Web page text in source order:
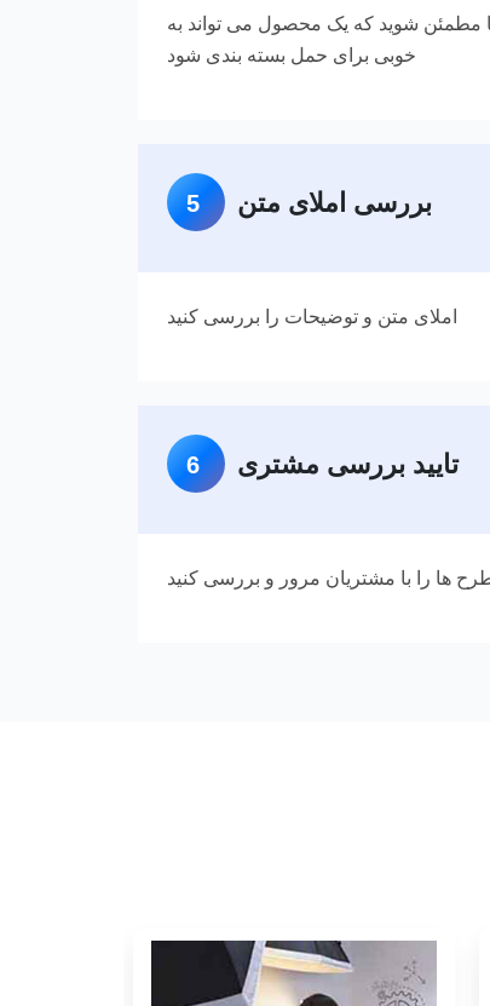
تا مطمئن شوید که یک محصول می تواند به
خوبی برای حمل بسته بندی شود
5 بررسی املای متن
املای متن و توضیحات را بررسی کنید
6 تایید بررسی مشتری
ها را با مشتریان مرور و بررسی کنید